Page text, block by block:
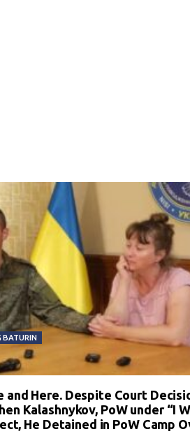
BATURIN
and Here. Despite Court
Kalashnykov, PoW under “I
He Detained in PoW Camp